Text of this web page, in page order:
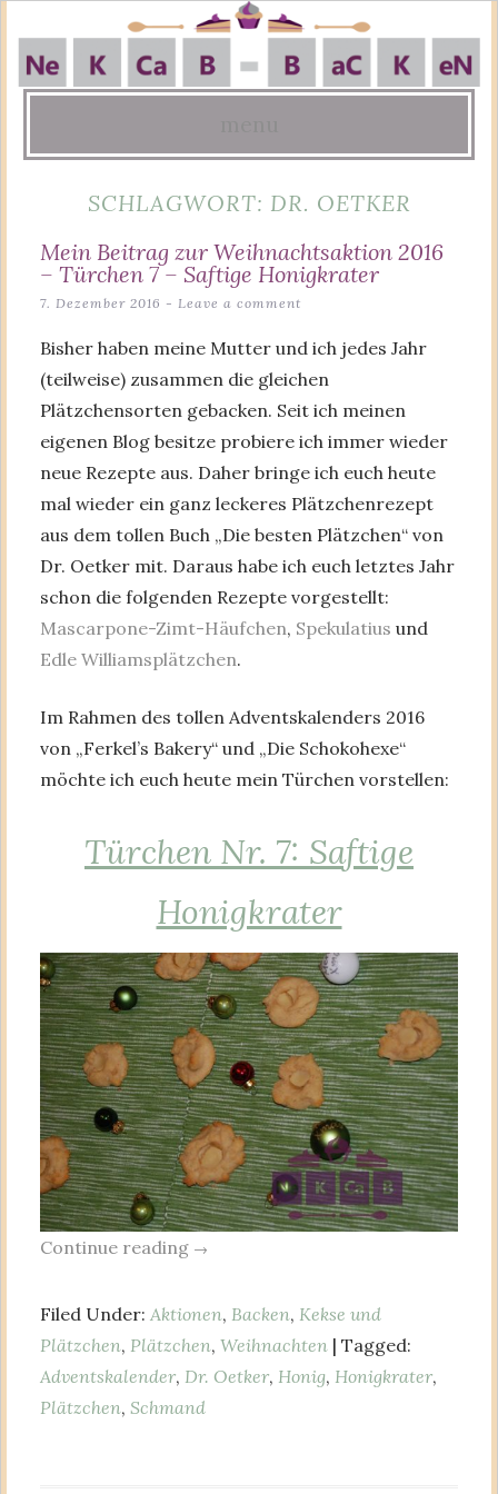
content
SCHLAGWORT: DR. OETKER
Mein Beitrag zur Weihnachtsaktion 2016
– Türchen 7 – Saftige Honigkrater
7. Dezember 2016 Leave a comment
Bisher haben meine Mutter und ich jedes Jahr
(teilweise) zusammen die gleichen
Plätzchensorten gebacken. Seit ich meinen
eigenen Blog besitze probiere ich immer wieder
neue Rezepte aus. Daher bringe ich euch heute
mal wieder ein ganz leckeres Plätzchenrezept
aus dem tollen Buch „Die besten Plätzchen“ von
Dr. Oetker mit. Daraus habe ich euch letztes Jahr
schon die folgenden Rezepte vorgestellt:
Mascarpone-Zimt-Häufchen, Spekulatius und
Edle Williamsplätzchen.
Im Rahmen des tollen Adventskalenders 2016
von „Ferkel’s Bakery“ und „Die Schokohexe“
möchte ich euch heute mein Türchen vorstellen:
Türchen Nr. 7: Saftige
Honigkrater
Continue reading →
Filed Under: Aktionen, Backen, Kekse und
Plätzchen, Plätzchen, Weihnachten | Tagged:
Adventskalender, Dr. Oetker, Honig, Honigkrater,
Plätzchen, Schmand